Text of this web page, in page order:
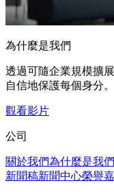
為什麼是我們
透過可隨企業規模擴
自信地保護每個身分。
觀看影片
公司
關於我們為什麼是我們
新聞稿新聞中心榮譽